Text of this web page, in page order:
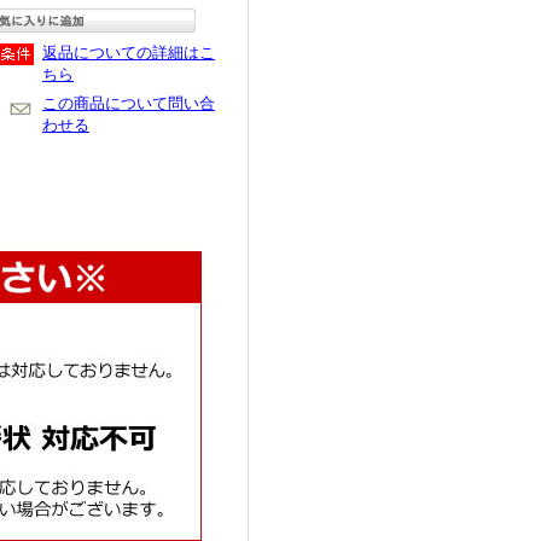
返品についての詳細はこ
ちら
この商品について問い合
わせる